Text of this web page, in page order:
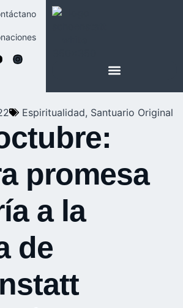
Espiritualidad, Santuario Original
promesa
a la
de